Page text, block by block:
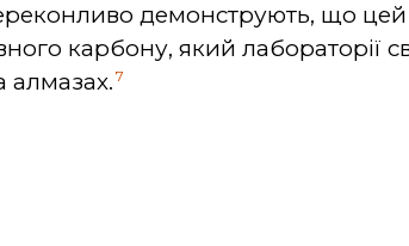
демонструють, що
карбону, який лабораторії
алмазах. 7